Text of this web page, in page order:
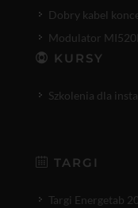
Dobry kabel
Modulator
KURSY
Szkolenia dla
TARGI
Targi Energetab